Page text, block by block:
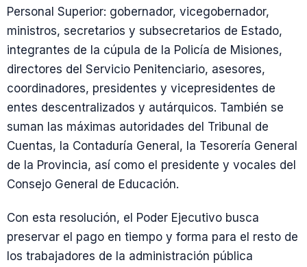
Personal Superior: gobernador, vicegobernador,
ministros, secretarios y subsecretarios de Estado,
integrantes de la cúpula de la Policía de Misiones,
directores del Servicio Penitenciario, asesores,
coordinadores, presidentes y vicepresidentes de
entes descentralizados y autárquicos. También se
suman las máximas autoridades del Tribunal de
Cuentas, la Contaduría General, la Tesorería General
de la Provincia, así como el presidente y vocales del
Consejo General de Educación.
Con esta resolución, el Poder Ejecutivo busca
preservar el pago en tiempo y forma para el resto de
los trabajadores de la administración pública